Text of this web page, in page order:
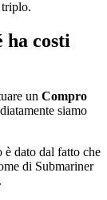
triplo.
ha costi
un Compro
siamo
è dato dal fatto che
di Submariner